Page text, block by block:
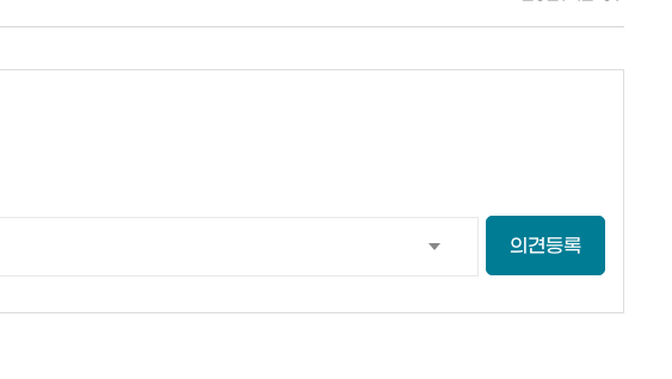
의견등록